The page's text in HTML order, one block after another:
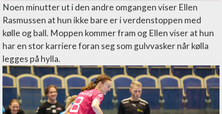
Noen minutter ut i den andre omgangen viser Ellen
Rasmussen at hun ikke bare er i verdenstoppen med
kølle og ball. Moppen kommer fram og Ellen viser at hun
har en stor karriere foran seg som gulvvasker når kølla
legges på hylla.